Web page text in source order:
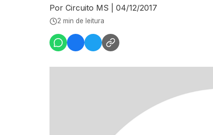
Por Circuito MS 04/12/2017
2 min de leitura